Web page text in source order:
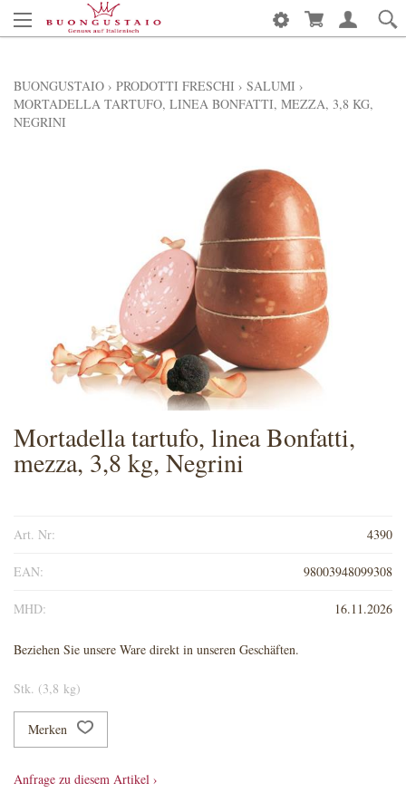
BUONGUSTAIO › PRODOTTI FRESCHI › SALUMI ›
MORTADELLA TARTUFO, LINEA BONFATTI, MEZZA, 3,8 KG,
NEGRINI
Mortadella tartufo, linea Bonfatti,
mezza, 3,8 kg, Negrini
Art. Nr: 4390
EAN: 98003948099308
MHD: 16.11.2026
Beziehen Sie unsere Ware direkt in unseren Geschäften.
Stk. (3,8 kg)
Merken
Anfrage zu diesem Artikel ›